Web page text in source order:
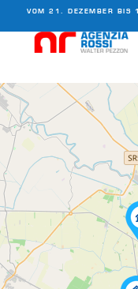
VOM 21. DEZEMBER BIS